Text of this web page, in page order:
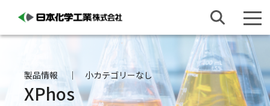
製品情報 小カテゴリーなし
XPhos